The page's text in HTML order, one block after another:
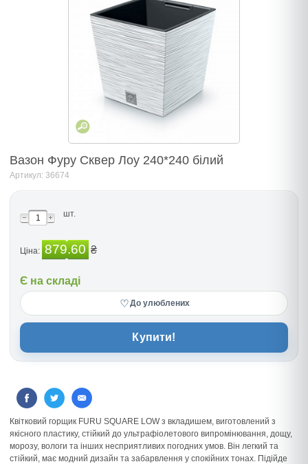
Вазон Фуру Сквер Лоу 240*240 бiлий
Артикул: 36674
шт.
Ціна: 879.60 ₴
Є на складі
♡До улюблених
Купити!
Квітковий горщик FURU SQUARE LOW з вкладишем, виготовлений з
якісного пластику, стійкий до ультрафіолетового випромінювання, дощу,
морозу, вологи та інших несприятливих погодних умов. Він легкий та
стійкий, має модний дизайн та забарвлення у спокійних тонах. Підійде